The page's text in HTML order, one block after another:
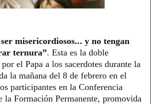
ser misericordiosos... y no tengan
ternura”. Esta es la doble
el Papa a los sacerdotes durante la
la mañana del 8 de febrero en el
participantes en la Conferencia
la Formación Permanente, promovida